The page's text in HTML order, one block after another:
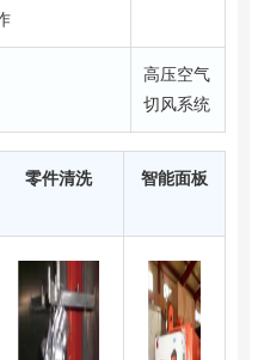
高压空气
切风系统
零件清洗 智能面板